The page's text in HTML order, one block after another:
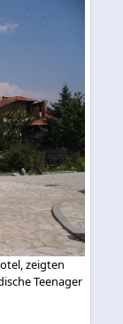
zeigten
Teenager